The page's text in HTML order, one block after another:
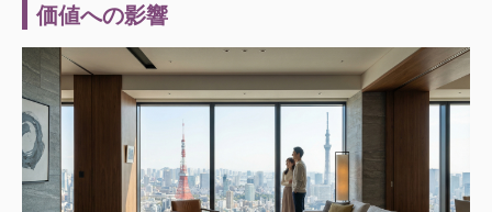
価値への影響